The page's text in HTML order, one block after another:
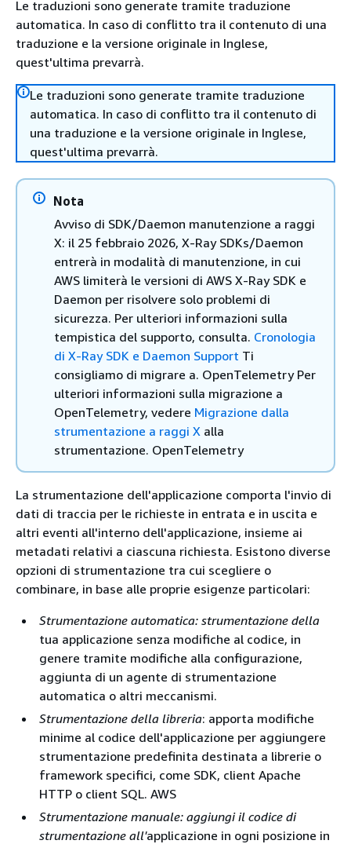
Le traduzioni sono generate tramite traduzione
automatica. In caso di conflitto tra il contenuto di una
traduzione e la versione originale in Inglese,
quest'ultima prevarrà.
Le traduzioni sono generate tramite traduzione
automatica. In caso di conflitto tra il contenuto di
una traduzione e la versione originale in Inglese,
quest'ultima prevarrà.
Nota
Avviso di SDK/Daemon manutenzione a raggi
X: il 25 febbraio 2026, X-Ray SDKs/Daemon
entrerà in modalità di manutenzione, in cui
AWS limiterà le versioni di AWS X-Ray SDK e
Daemon per risolvere solo problemi di
sicurezza. Per ulteriori informazioni sulla
tempistica del supporto, consulta. Cronologia
di X-Ray SDK e Daemon Support Ti
consigliamo di migrare a. OpenTelemetry Per
ulteriori informazioni sulla migrazione a
OpenTelemetry, vedere Migrazione dalla
strumentazione a raggi X alla
strumentazione. OpenTelemetry
La strumentazione dell'applicazione comporta l'invio di
dati di traccia per le richieste in entrata e in uscita e
altri eventi all'interno dell'applicazione, insieme ai
metadati relativi a ciascuna richiesta. Esistono diverse
opzioni di strumentazione tra cui scegliere o
combinare, in base alle proprie esigenze particolari:
Strumentazione automatica: strumentazione della
tua applicazione senza modifiche al codice, in
genere tramite modifiche alla configurazione,
aggiunta di un agente di strumentazione
automatica o altri meccanismi.
Strumentazione della libreria: apporta modifiche
minime al codice dell'applicazione per aggiungere
strumentazione predefinita destinata a librerie o
framework specifici, come SDK, client Apache
HTTP o client SQL. AWS
Strumentazione manuale: aggiungi il codice di
strumentazione all'applicazione in ogni posizione in